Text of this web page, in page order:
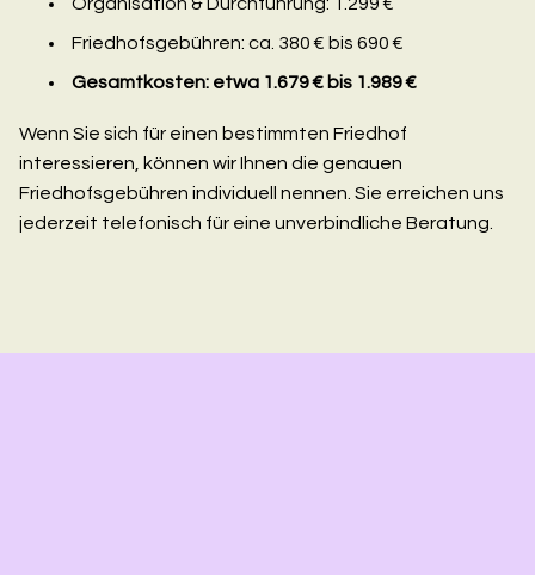
Friedhofsgebühren: ca. 380 € bis 690 €
Gesamtkosten: etwa 1.679 € bis 1.989 €
Wenn Sie sich für einen bestimmten Friedhof
interessieren, können wir Ihnen die genauen
Friedhofsgebühren individuell nennen. Sie erreichen uns
jederzeit telefonisch für eine unverbindliche Beratung.